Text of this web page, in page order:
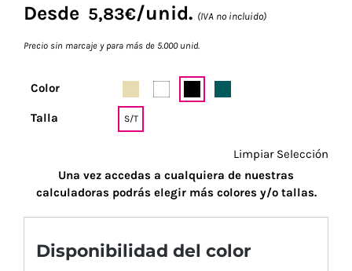
Desde 5,83€/unid. (IVA no incluido)
Precio sin marcaje y para más de 5.000 unid.
Color
Talla S/T
Limpiar Selección
Una vez accedas a cualquiera de nuestras
calculadoras podrás elegir más colores y/o tallas.
Disponibilidad del color